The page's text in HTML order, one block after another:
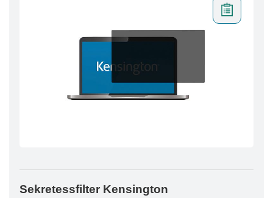
Sekretessfilter Kensington